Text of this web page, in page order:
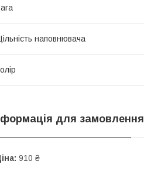
наповнювача
для замовлення
910 ₴